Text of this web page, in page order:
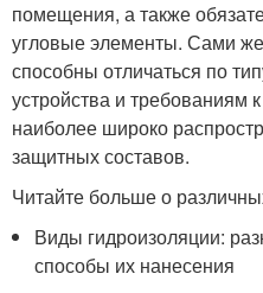
помещения, а также
угловые элементы. Сами
способны отличаться по
устройства и требованиям
наиболее широко
защитных составов.
Читайте больше о
Виды гидроизоляции:
способы их нанесения